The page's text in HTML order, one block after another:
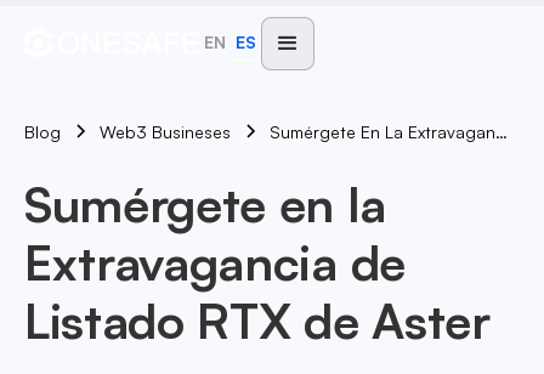
EN ES
Blog Web3 Busineses Sumérgete En La Extravagancia De Listado RTX De Aster
Sumérgete en la
Extravagancia de
Listado RTX de Aster